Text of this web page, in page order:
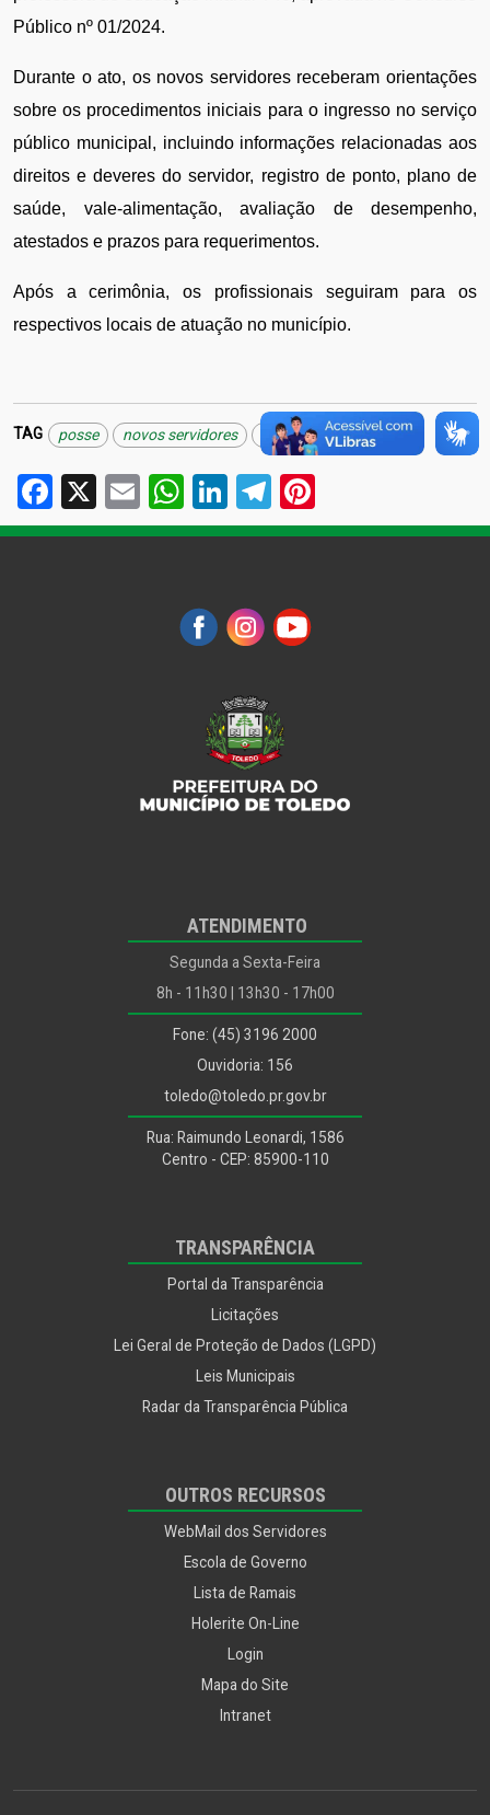
Público nº 01/2024.
Durante o ato, os novos servidores receberam orientações
sobre os procedimentos iniciais para o ingresso no serviço
público municipal, incluindo informações relacionadas aos
direitos e deveres do servidor, registro de ponto, plano de
saúde, vale-alimentação, avaliação de desempenho,
atestados e prazos para requerimentos.
Após a cerimônia, os profissionais seguiram para os
respectivos locais de atuação no município.
TAG posse novos servidores quadro funcional
Facebook
X EmailWhatsApp
LinkedIn
Telegram
ATENDIMENTO
Segunda a Sexta-Feira
8h - 11h30 | 13h30 - 17h00
Fone: (45) 3196 2000
Ouvidoria: 156
toledo@toledo.pr.gov.br
Rua: Raimundo Leonardi, 1586
Centro - CEP: 85900-110
TRANSPARÊNCIA
Portal da Transparência
Licitações
Lei Geral de Proteção de Dados (LGPD)
Leis Municipais
Radar da Transparência Pública
OUTROS RECURSOS
WebMail dos Servidores
Escola de Governo
Lista de Ramais
Holerite On-Line
Login
Mapa do Site
Intranet